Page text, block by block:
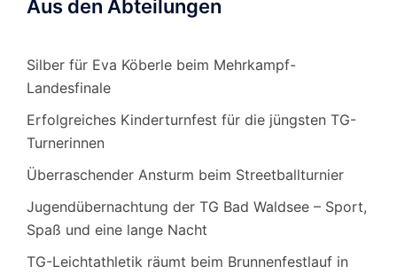
Aus den Abteilungen
Silber für Eva Köberle beim Mehrkampf-
Landesfinale
Erfolgreiches Kinderturnfest für die jüngsten TG-
Turnerinnen
Überraschender Ansturm beim Streetballturnier
Jugendübernachtung der TG Bad Waldsee – Sport,
Spaß und eine lange Nacht
TG-Leichtathletik räumt beim Brunnenfestlauf in